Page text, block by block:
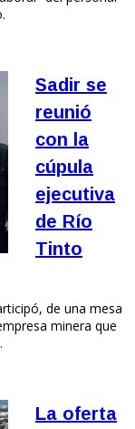
Sadir se
reunió
con la
cúpula
ejecutiva
de Río
Tinto
de una mesa
minera que
La oferta